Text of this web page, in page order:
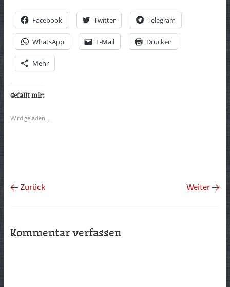
Facebook Twitter Telegram
WhatsApp E-Mail Drucken
Mehr
Gefällt mir:
Wird geladen …
← Zurück Weiter →
Kommentar verfassen